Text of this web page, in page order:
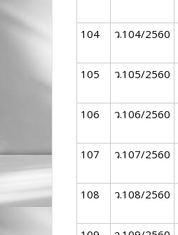
104 ว.104/2560
105 ว.105/2560
106 ว.106/2560
107 ว.107/2560
108 ว.108/2560